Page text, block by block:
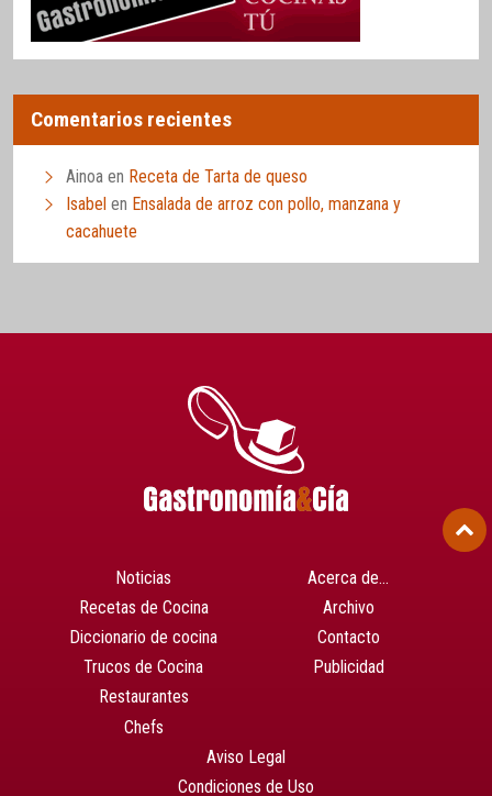
Comentarios recientes
Ainoa en Receta de Tarta de queso
Isabel en Ensalada de arroz con pollo, manzana y
cacahuete
Noticias
Recetas de Cocina
Diccionario de cocina
Trucos de Cocina
Restaurantes
Chefs
Acerca de…
Archivo
Contacto
Publicidad
Aviso Legal
Condiciones de Uso